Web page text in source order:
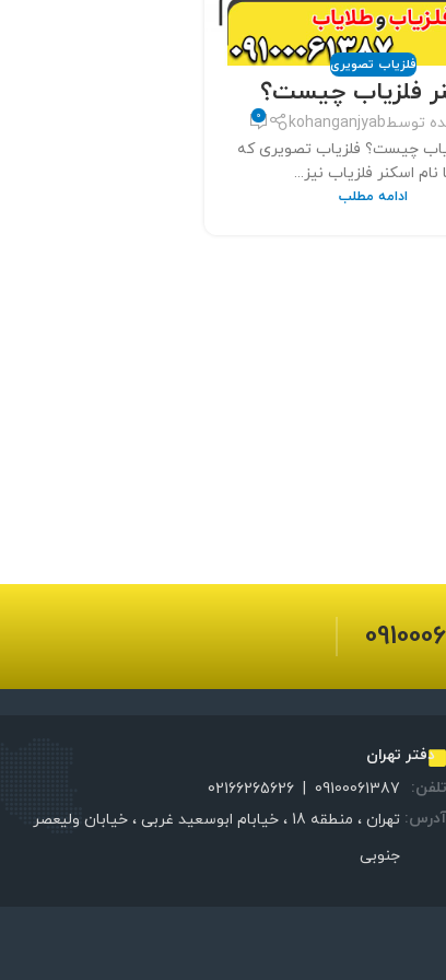
فلزیاب تصویری
فلزیاب چیست؟
توسطkohanganjyab
0
چیست؟ فلزیاب تصویری که
نام اسکنر فلزیاب نیز...
ادامه مطلب
دفتر تهران
تلفن:
09100061387
|
02166265626
آدرس:
تهران ، منطقه 18 ، خیابام ابوسعید غربی ، خیابان ولیعصر
جنوبی